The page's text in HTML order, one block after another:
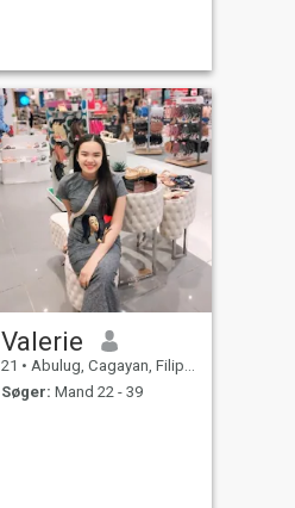
Valerie
21 • Abulug, Cagayan, Filippinerne
Søger: Mand 22 - 39